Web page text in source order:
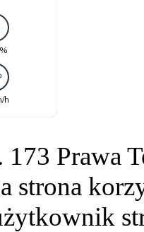
173 Prawa
strona